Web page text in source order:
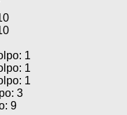
1
1
1
3
9